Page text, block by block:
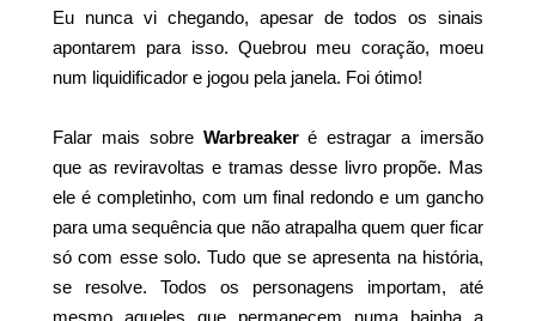
Eu nunca vi chegando, apesar de todos os sinais
apontarem para isso. Quebrou meu coração, moeu
num liquidificador e jogou pela janela. Foi ótimo!
Falar mais sobre Warbreakeré estragar a imersão
que as reviravoltas e tramas desse livro propõe. Mas
ele é completinho, com um final redondo e um gancho
para uma sequência que não atrapalha quem quer ficar
só com esse solo. Tudo que se apresenta na história,
se resolve. Todos os personagens importam, até